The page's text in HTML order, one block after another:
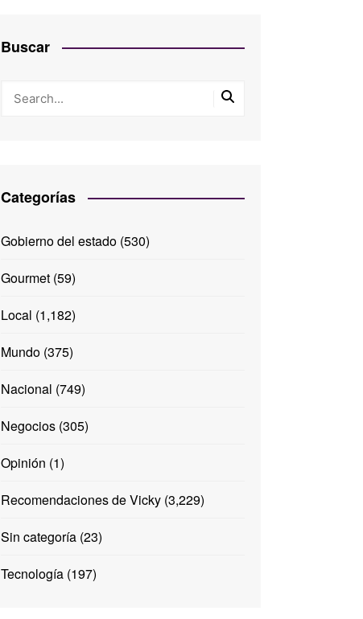
Buscar
Categorías
Gobierno del estado(530)
Gourmet(59)
Local (1,182)
Mundo(375)
Nacional (749)
Negocios(305)
Opinión (1)
Recomendaciones de Vicky(3,229)
Sin categoría(23)
Tecnología(197)